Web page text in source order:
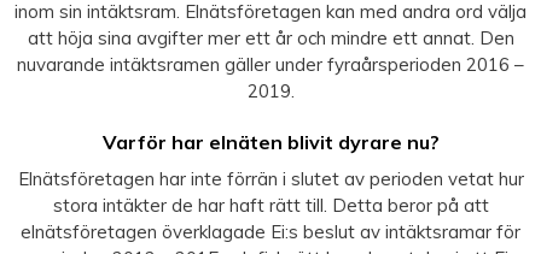
inom sin intäktsram. Elnätsföretagen kan med andra ord välja
att höja sina avgifter mer ett år och mindre ett annat. Den
nuvarande intäktsramen gäller under fyraårsperioden 2016 –
2019.
Varför har elnäten blivit dyrare nu?
Elnätsföretagen har inte förrän i slutet av perioden vetat hur
stora intäkter de har haft rätt till. Detta beror på att
elnätsföretagen överklagade Ei:s beslut av intäktsramar för